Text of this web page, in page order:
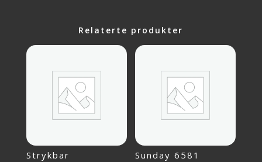
Relaterte produkter
Strykbar
Sunday 6581